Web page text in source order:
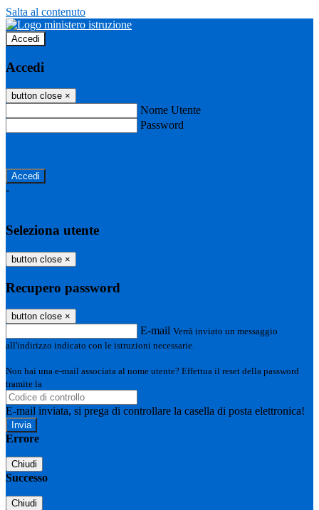
Salta al contenuto
Accedi
Accedi
button close ×
Nome Utente
Password
-
Seleziona utente
button close ×
Recupero password
button close ×
E-mail Verrà inviato un messaggio
all'indirizzo indicato con le istruzioni necessarie.
Non hai una e-mail associata al nome utente? Effettua il reset della password
tramite la
E-mail inviata, si prega di controllare la casella di posta elettronica!
Errore
Chiudi
Successo
Chiudi